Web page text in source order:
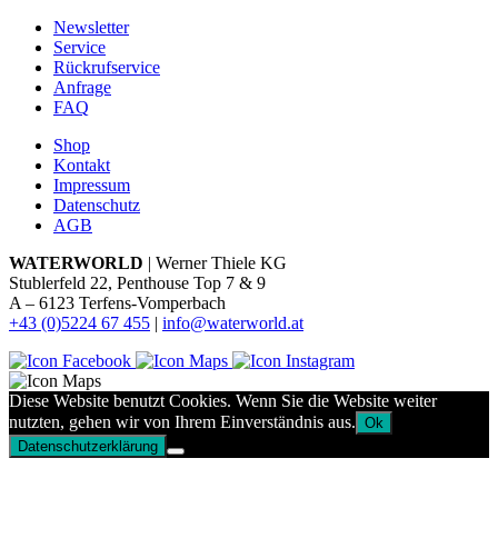
Newsletter
Service
Rückrufservice
Anfrage
FAQ
Shop
Kontakt
Impressum
Datenschutz
AGB
WATERWORLD | Werner Thiele KG
Stublerfeld 22, Penthouse Top 7 & 9
A – 6123 Terfens-Vomperbach
+43 (0)5224 67 455 | info@waterworld.at
Diese Website benutzt Cookies. Wenn Sie die Website weiter
nutzten, gehen wir von Ihrem Einverständnis aus. Ok
Datenschutzerklärung